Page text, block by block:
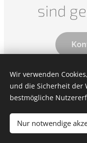
sind
Wir verwenden
und die Sicherheit der
bestmögliche
Nur notwendige